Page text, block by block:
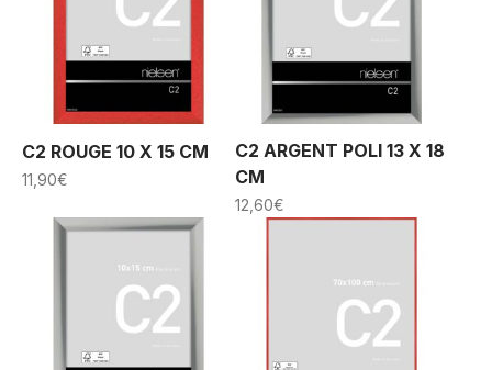
C2 ROUGE 10 X 15 CM
11,90€
C2 ARGENT POLI 13 X 18
CM
12,60€